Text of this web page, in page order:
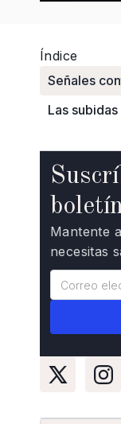
Índice
Señales
Las
Mantente
necesitas